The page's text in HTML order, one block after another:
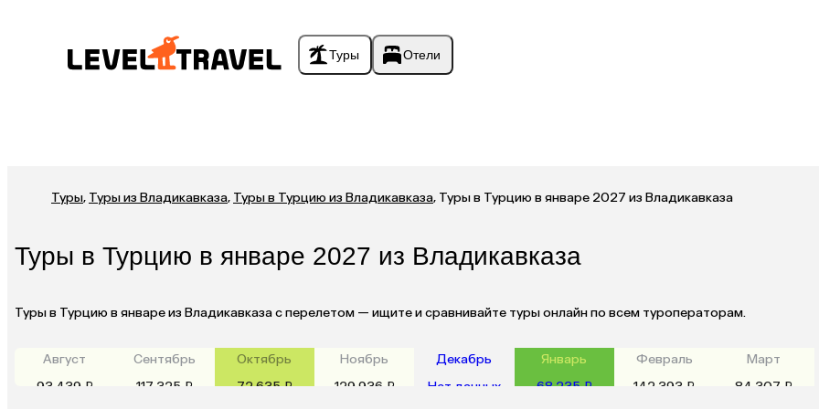
Туры Отели
Туры, Туры из Владикавказа, Туры в Турцию из Владикавказа, Туры в Турцию в январе 2027 из Владикавказа
Туры в Турцию в январе 2027 из Владикавказа
Туры в Турцию в январе из Владикавказа с перелетом — ищите и сравнивайте туры онлайн по всем туроператорам.
Август
93 439 ₽
Сентябрь
117 325 ₽
Октябрь
72 635 ₽
Ноябрь
129 936 ₽
Декабрь
Нет данных
Январь
68 235 ₽
Февраль
142 393 ₽
Март
84 307 ₽